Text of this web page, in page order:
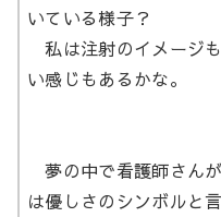
いている様子？
私は注射のイメージ
い感じもあるかな。
夢の中で看護師さん
は優しさのシンボルと